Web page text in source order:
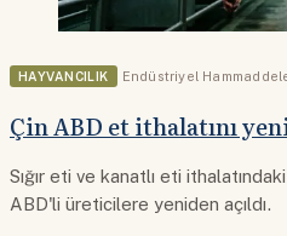
HAYVANCILIK Endüstriyel
Çin ABD et ithalatını
Sığır eti ve kanatlı eti
ABD'li üreticilere yeniden açıldı.